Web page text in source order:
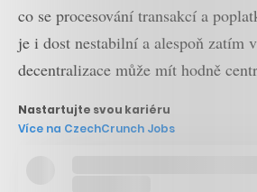
co se procesování transakcí a
je i dost nestabilní a alespoň zatím
decentralizace může mít hodně
Nastartujte svou kariéru
Více na CzechCrunch Jobs